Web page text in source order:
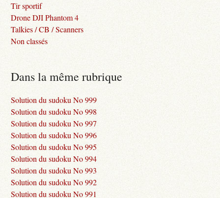
Tir sportif
Drone DJI Phantom 4
Talkies / CB / Scanners
Non classés
Dans la même rubrique
Solution du sudoku No 999
Solution du sudoku No 998
Solution du sudoku No 997
Solution du sudoku No 996
Solution du sudoku No 995
Solution du sudoku No 994
Solution du sudoku No 993
Solution du sudoku No 992
Solution du sudoku No 991